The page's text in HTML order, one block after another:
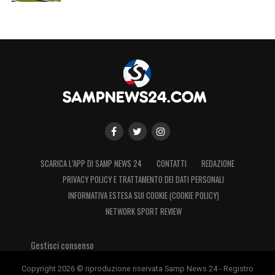
complesso un importante aumento di valori.
LA PLAYLIST DELLE NOSTRE TOP NEWS
SCARICA L’APP DI SAMP NEWS 24 CONTATTI
REDAZIONE
PRIVACY POLICY E TRATTAMENTO DEI DATI PERSONALI
INFORMATIVA ESTESA SUI COOKIE (COOKIE POLICY)
NETWORK SPORT REVIEW
Gestisci consenso
Copyright 2026 © riproduzione riservata Samp News 24 - Registro